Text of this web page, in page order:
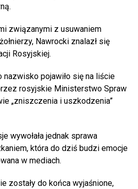
związanymi z usuwaniem
Nawrocki znalazł się
Rosyjskiej.
nazwisko pojawiło się na liście
rosyjskie Ministerstwo Spraw
„zniszczenia i uszkodzenia”
wywołała jednak sprawa
która do dziś budzi emocje
w mediach.
zostały do końca wyjaśnione,